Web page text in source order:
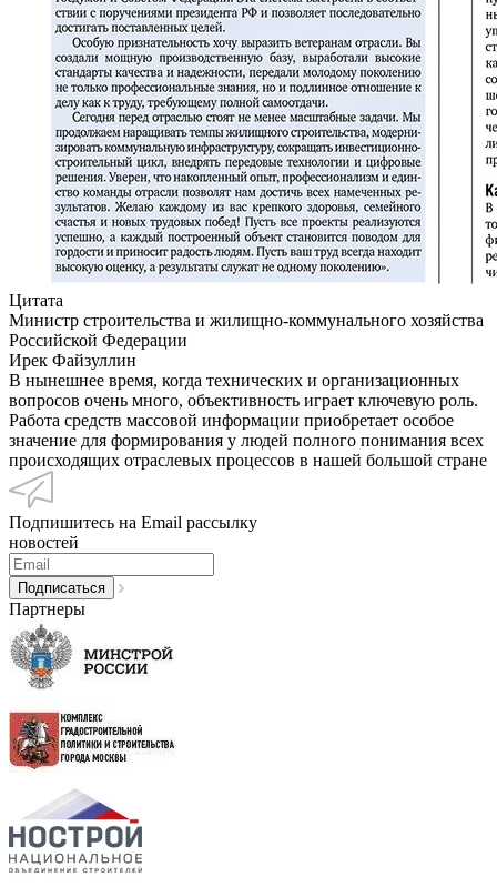
Цитата
Министр строительства и жилищно-коммунального хозяйства
Российской Федерации
Ирек Файзуллин
В нынешнее время, когда технических и организационных
вопросов очень много, объективность играет ключевую роль.
Работа средств массовой информации приобретает особое
значение для формирования у людей полного понимания всех
происходящих отраслевых процессов в нашей большой стране
Подпишитесь на Email рассылку
новостей
Партнеры